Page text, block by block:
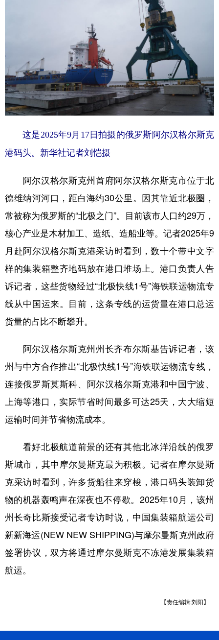
这是2025年9月17日拍摄的俄罗斯阿尔汉格尔斯克
港码头。新华社记者刘恺摄
阿尔汉格尔斯克州首府阿尔汉格尔斯克市位于北
德维纳河河口，距白海约30公里。因其靠近北极圈，
常被称为俄罗斯的“北极之门”。目前该市人口约29万，
核心产业是木材加工、造纸、造船业等。记者2025年9
月赴阿尔汉格尔斯克港采访时看到，数十个带中文字
样的集装箱整齐地码放在港口堆场上。港口负责人告
诉记者，这些货物经过“北极快线1号”海铁联运物流专
线从中国运来。目前，这条专线的运货量在港口总运
货量的占比不断攀升。
阿尔汉格尔斯克州州长齐布尔斯基告诉记者，该
州与中方合作推出“北极快线1号”海铁联运物流专线，
连接俄罗斯莫斯科、阿尔汉格尔斯克港和中国宁波、
上海等港口，实际节省时间最多可达25天，大大缩短
运输时间并节省物流成本。
看好北极航道前景的还有其他北冰洋沿线的俄罗
斯城市，其中摩尔曼斯克最为积极。记者在摩尔曼斯
克采访时看到，许多货船往来穿梭，港口码头装卸货
物的机器轰鸣声在深夜也不停歇。2025年10月，该州
州长奇比斯接受记者专访时说，中国集装箱航运公司
新新海运(NEW NEW SHIPPING)与摩尔曼斯克州政府
签署协议，双方将通过摩尔曼斯克不冻港发展集装箱
航运。
【责任编辑:刘阳】